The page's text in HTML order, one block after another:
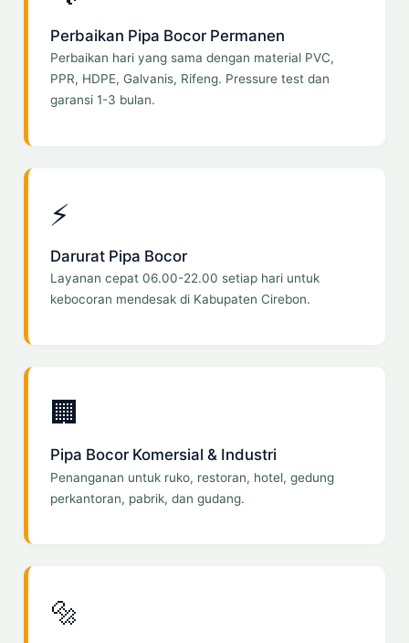
Perbaikan Pipa Bocor Permanen
Perbaikan hari yang sama dengan material PVC,
PPR, HDPE, Galvanis, Rifeng. Pressure test dan
garansi 1-3 bulan.
⚡
Darurat Pipa Bocor
Layanan cepat 06.00-22.00 setiap hari untuk
kebocoran mendesak di Kabupaten Cirebon.
🏢
Pipa Bocor Komersial & Industri
Penanganan untuk ruko, restoran, hotel, gedung
perkantoran, pabrik, dan gudang.
🔩